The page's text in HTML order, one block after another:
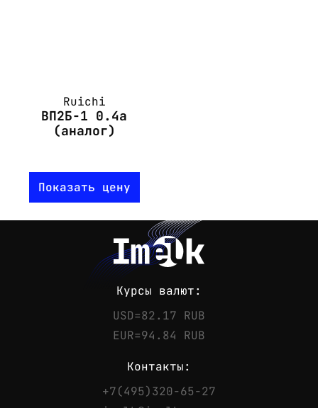
Контакты
Ruichi
ВП2Б-1 0.4а
(аналог)
Показать цену
Курсы валют:
USD=82.17 RUB
EUR=94.84 RUB
Контакты:
+7(495)320-65-27